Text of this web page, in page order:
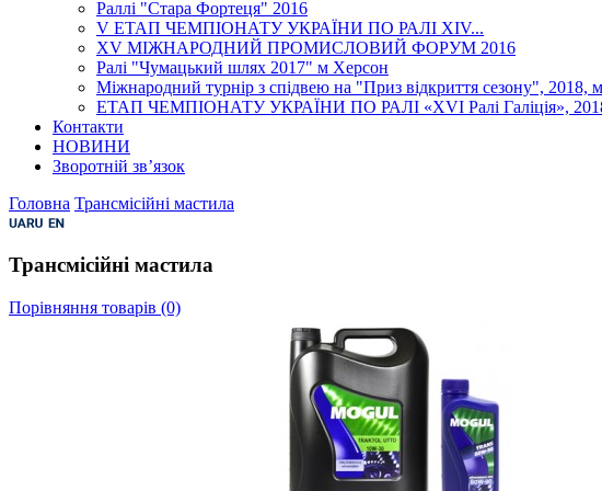
Раллі "Стара Фортеця" 2016
V ЕТАП ЧЕМПІОНАТУ УКРАЇНИ ПО РАЛІ XІV...
XV МІЖНАРОДНИЙ ПРОМИСЛОВИЙ ФОРУМ 2016
Ралі "Чумацький шлях 2017" м Херсон
Міжнародний турнір з спідвею на "Приз відкриття сезону", 2018,
ЕТАП ЧЕМПІОНАТУ УКРАЇНИ ПО РАЛІ «XVI Ралі Галіція»,
Контакти
НОВИНИ
Зворотній зв’язок
Головна Трансмісійні мастила
Трансмісійні мастила
Порівняння товарів (0)